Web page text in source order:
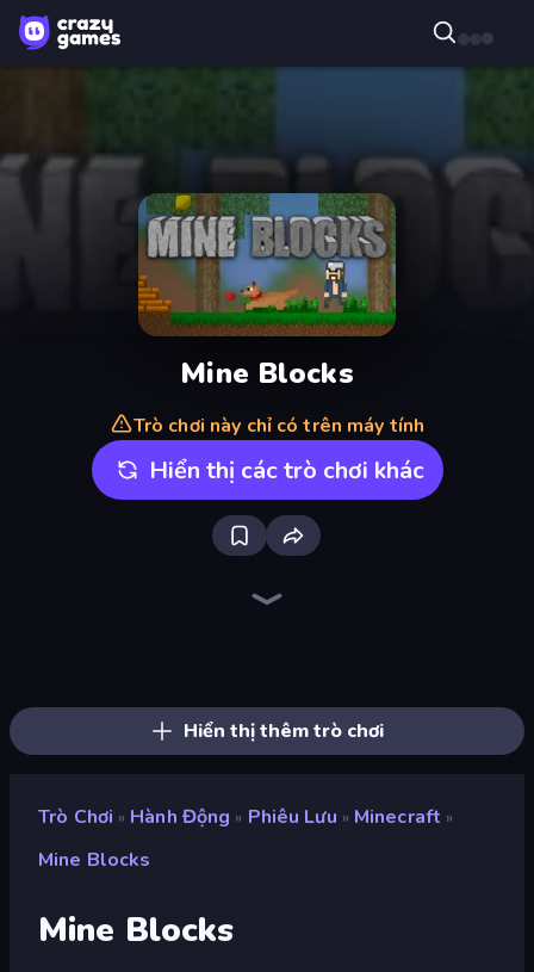
Mine Blocks
Trò chơi này chỉ có trên máy tính
Hiển thị các trò chơi khác
Hiển thị thêm trò chơi
Trò Chơi » Hành Động » Phiêu Lưu » Minecraft »
Mine Blocks
Mine Blocks